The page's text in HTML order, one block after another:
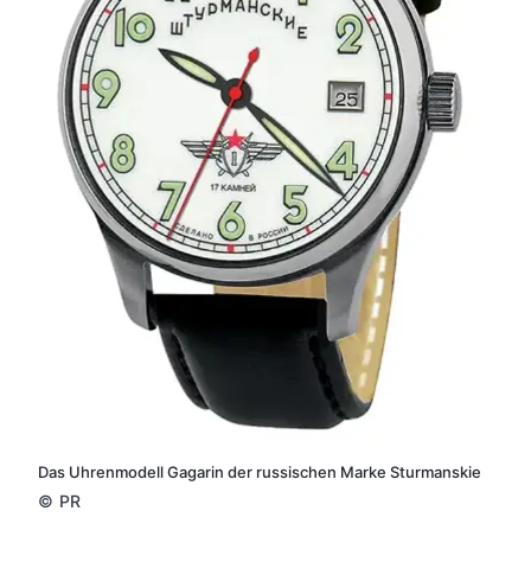
Das Uhrenmodell Gagarin der russischen Marke Sturmanskie
© PR